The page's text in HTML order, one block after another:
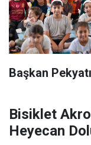
Başkan
Bisiklet
Heyecan